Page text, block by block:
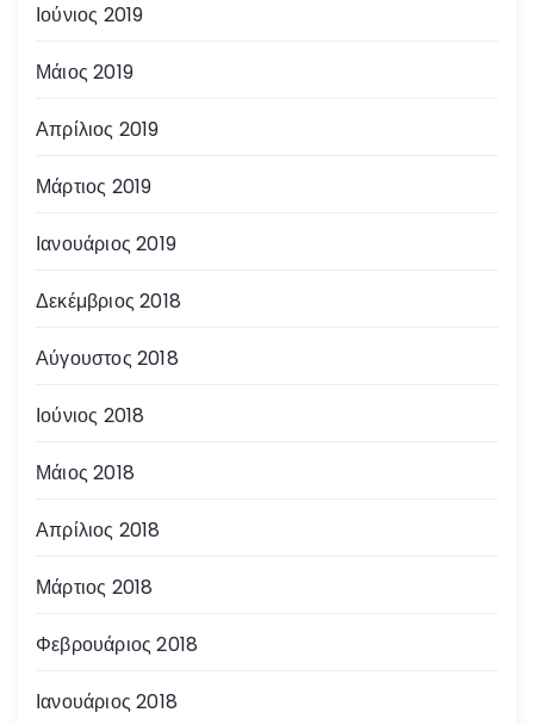
Ιούνιος 2019
Μάιος 2019
Απρίλιος 2019
Μάρτιος 2019
Ιανουάριος 2019
Δεκέμβριος 2018
Αύγουστος 2018
Ιούνιος 2018
Μάιος 2018
Απρίλιος 2018
Μάρτιος 2018
Φεβρουάριος 2018
Ιανουάριος 2018